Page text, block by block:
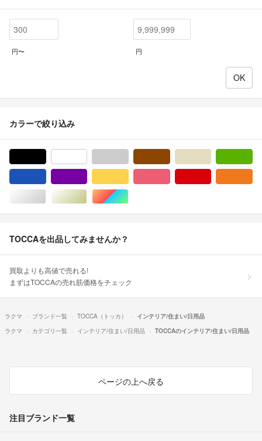
円〜 円
カラーで絞り込み
シルバー/銀色系ゴールド/金色系マルチカラー
TOCCAを出品してみませんか？
買取よりも高値で売れる!
まずはTOCCAの売れ筋価格をチェック
ラクマ ブランド一覧 TOCCA（トッカ）
インテリア/住まい/日用品
ラクマ
カテゴリ一覧 インテリア/住まい/日用品 TOCCAのインテリア/住まい/日用品
ページの上へ戻る
注目ブランド一覧